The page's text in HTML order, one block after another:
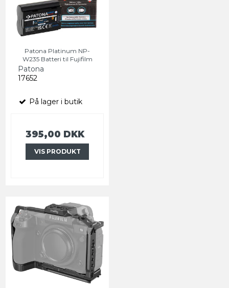
Patona Platinum NP-
W235 Batteri til Fujifilm
Patona
17652
På lager i butik
395,00 DKK
VIS PRODUKT